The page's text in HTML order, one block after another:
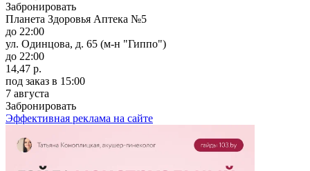
Забронировать
Планета Здоровья Аптека №5
до 22:00
ул. Одинцова, д. 65 (м-н "Гиппо")
до 22:00
14,47 р.
под заказ в 15:00
7 августа
Забронировать
Эффективная реклама на сайте